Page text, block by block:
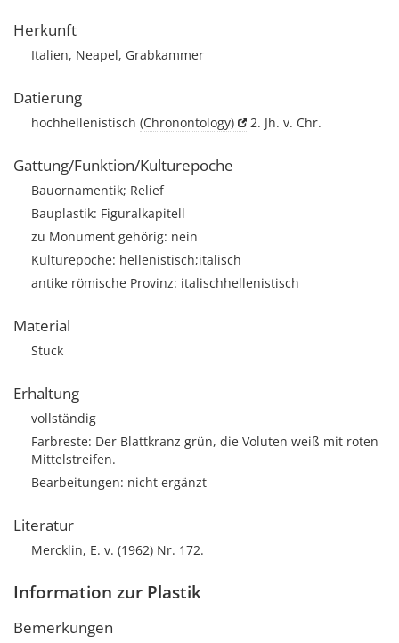
Herkunft
Italien, Neapel, Grabkammer
Datierung
hochhellenistisch (Chronontology) 2. Jh. v. Chr.
Gattung/Funktion/Kulturepoche
Bauornamentik; Relief
Bauplastik: Figuralkapitell
zu Monument gehörig: nein
Kulturepoche: hellenistisch;italisch
antike römische Provinz: italischhellenistisch
Material
Stuck
Erhaltung
vollständig
Farbreste: Der Blattkranz grün, die Voluten weiß mit roten
Mittelstreifen.
Bearbeitungen: nicht ergänzt
Literatur
Mercklin, E. v. (1962) Nr. 172.
Information zur Plastik
Bemerkungen